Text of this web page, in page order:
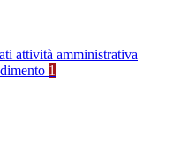
attività amministrativa
1